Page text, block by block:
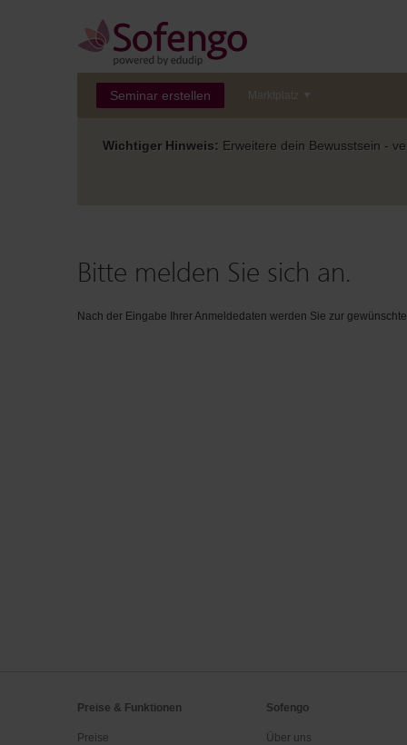
Seminar erstellen Marktplatz
Wichtiger Hinweis: Erweitere dein Bewusstsein -
Bitte melden Sie sich an.
Nach der Eingabe Ihrer Anmeldedaten werden Sie zur
Preise & Funktionen
Preise
Sofengo
Über uns